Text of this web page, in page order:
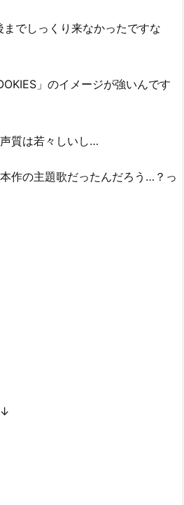
でしっくり来なかったですな
」のイメージが強いんです
質は若々しいし…
作の主題歌だったんだろう…？っ